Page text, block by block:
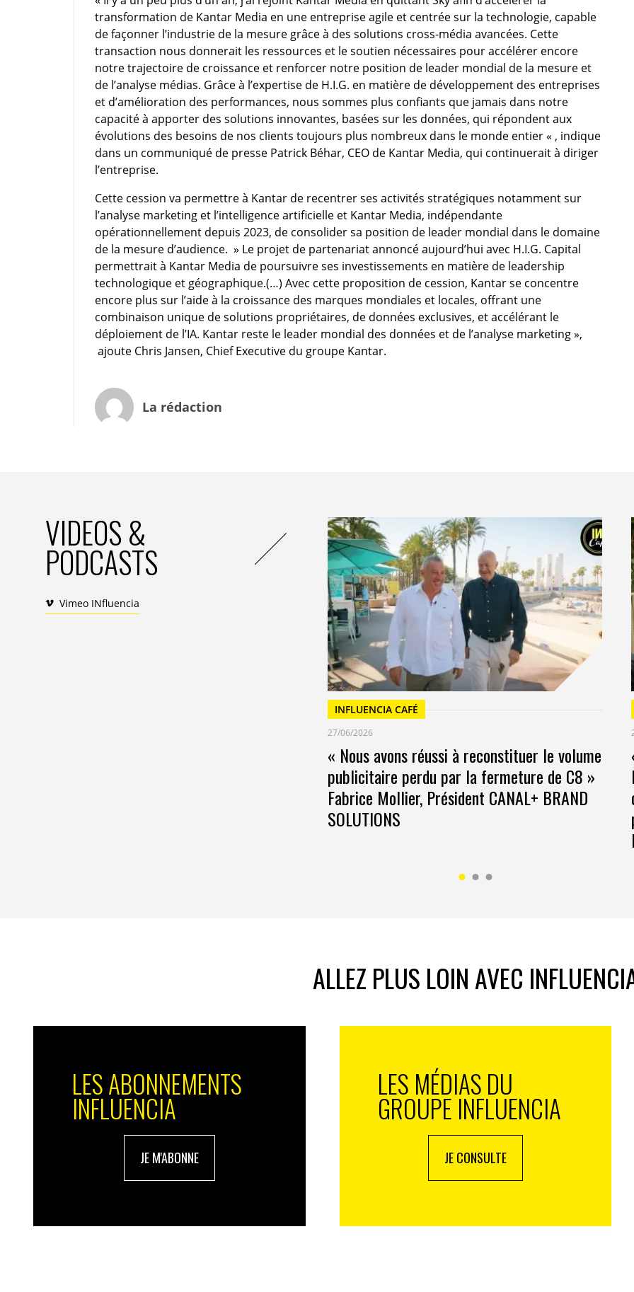
transformation de Kantar Media en une entreprise agile et centrée sur la technologie, capable
de façonner l’industrie de la mesure grâce à des solutions cross-média avancées. Cette
transaction nous donnerait les ressources et le soutien nécessaires pour accélérer encore
notre trajectoire de croissance et renforcer notre position de leader mondial de la mesure et
de l’analyse médias. Grâce à l’expertise de H.I.G. en matière de développement des entreprises
et d’amélioration des performances, nous sommes plus confiants que jamais dans notre
capacité à apporter des solutions innovantes, basées sur les données, qui répondent aux
évolutions des besoins de nos clients toujours plus nombreux dans le monde entier « , indique
dans un communiqué de presse Patrick Béhar, CEO de Kantar Media, qui continuerait à diriger
l’entreprise.
Cette cession va permettre à Kantar de recentrer ses activités stratégiques notamment sur
l’analyse marketing et l’intelligence artificielle et Kantar Media, indépendante
opérationnellement depuis 2023, de consolider sa position de leader mondial dans le domaine
de la mesure d’audience. » Le projet de partenariat annoncé aujourd’hui avec H.I.G. Capital
permettrait à Kantar Media de poursuivre ses investissements en matière de leadership
technologique et géographique.(…) Avec cette proposition de cession, Kantar se concentre
encore plus sur l’aide à la croissance des marques mondiales et locales, offrant une
combinaison unique de solutions propriétaires, de données exclusives, et accélérant le
déploiement de l’IA. Kantar reste le leader mondial des données et de l’analyse marketing »,
ajoute Chris Jansen, Chief Executive du groupe Kantar.
La rédaction
VIDEOS &
PODCASTS
Vimeo INfluencia
INFLUENCIA CAFÉ
27/06/2026
« Nous avons réussi à reconstituer le volume
publicitaire perdu par la fermeture de C8 »
Fabrice Mollier, Président CANAL+ BRAND
SOLUTIONS
ALLEZ PLUS LOIN AVEC
LES ABONNEMENTS
INFLUENCIA
JE M'ABONNE
LES MÉDIAS DU
GROUPE INFLUENCIA
JE CONSULTE